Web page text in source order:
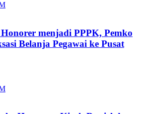
menjadi PPPK, Pemko
Belanja Pegawai ke Pusat